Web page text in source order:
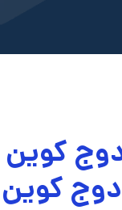
کوین
دوج کوین